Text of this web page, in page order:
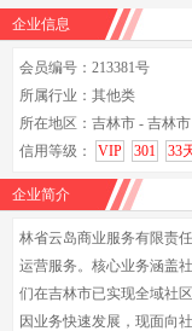
企业信息
会员编号：213381号
所属行业：其他类
所在地区：吉林市 - 吉林市
信用等级：
VIP 301 33
企业简介
林省云岛商业服务有限责
运营服务。核心业务涵盖
们在吉林市已实现全域社
因业务快速发展，现面向